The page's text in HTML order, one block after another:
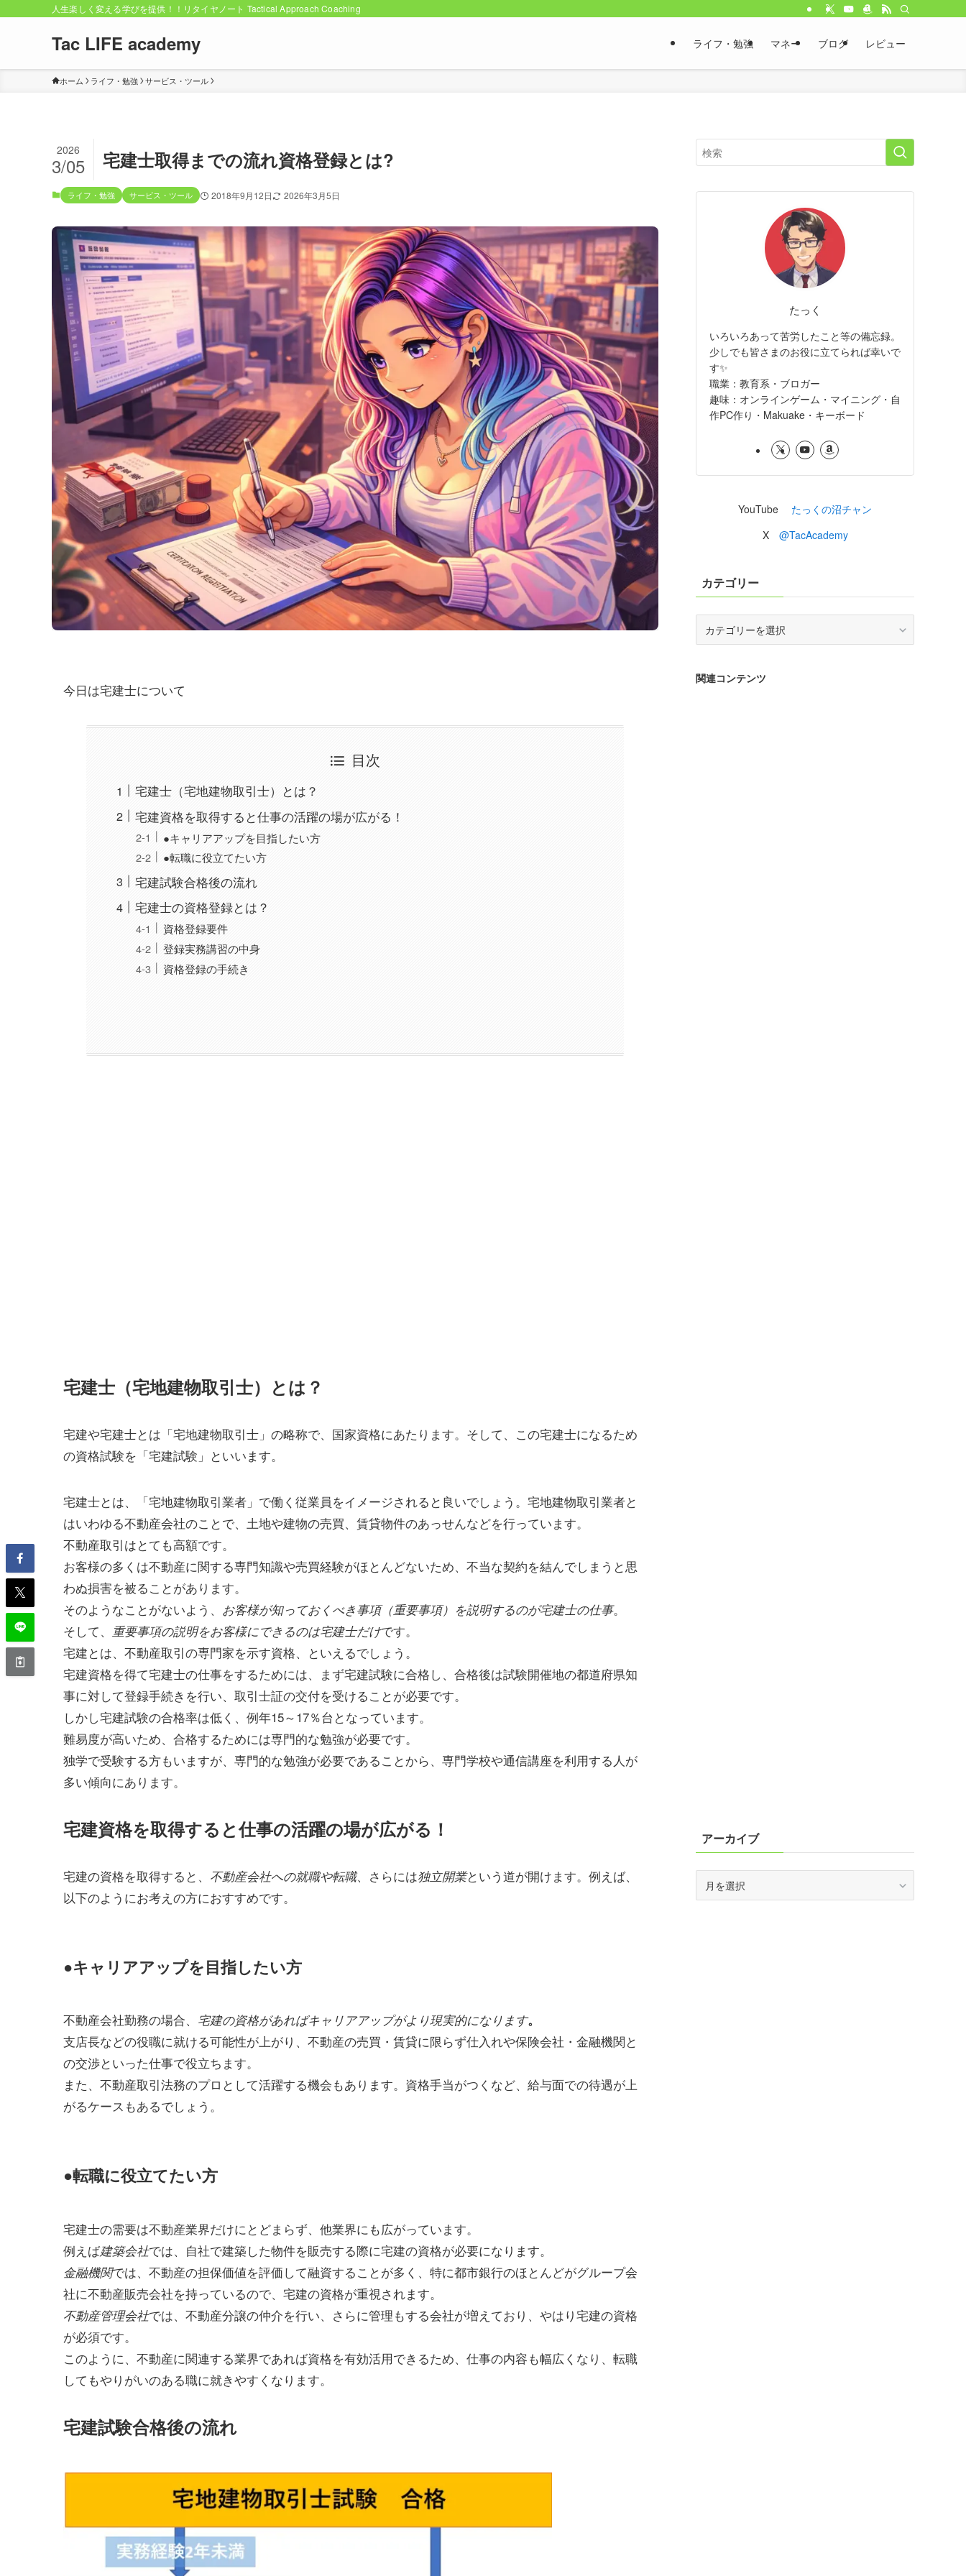
人生楽しく変える学びを提供！！リタイヤノート Tactical Approach Coaching
Tac LIFE academy ライフ・勉強 マネー ブログ レビュー
ホーム ライフ・勉強 サービス・ツール
宅建士取得までの流れ資格登録とは?
2026
3/05
ライフ・勉強 サービス・ツール 2018年9月12日 2026年3月5日
今日は宅建士について
目次
宅建士（宅地建物取引士）とは？
宅建資格を取得すると仕事の活躍の場が広がる！
●キャリアアップを目指したい方
●転職に役立てたい方
宅建試験合格後の流れ
宅建士の資格登録とは？
資格登録要件
登録実務講習の中身
資格登録の手続き
宅建士（宅地建物取引士）とは？
宅建や宅建士とは「宅地建物取引士」の略称で、国家資格にあたります。そして、この宅建士になるため
の資格試験を「宅建試験」といいます。
宅建士とは、「宅地建物取引業者」で働く従業員をイメージされると良いでしょう。宅地建物取引業者と
はいわゆる不動産会社のことで、土地や建物の売買、賃貸物件のあっせんなどを行っています。
不動産取引はとても高額です。
お客様の多くは不動産に関する専門知識や売買経験がほとんどないため、不当な契約を結んでしまうと思
わぬ損害を被ることがあります。
そのようなことがないよう、
お客様が知っておくべき事項（重要事項）を説明するのが宅建士の仕事。
そして、
重要事項の説明をお客様にできるのは宅建士だけです。
宅建とは、不動産取引の専門家を示す資格、といえるでしょう。
宅建資格を得て宅建士の仕事をするためには、まず宅建試験に合格し、合格後は試験開催地の都道府県知
事に対して登録手続きを行い、取引士証の交付を受けることが必要です。
しかし宅建試験の合格率は低く、例年15～17％台となっています。
難易度が高いため、合格するためには専門的な勉強が必要です。
独学で受験する方もいますが、専門的な勉強が必要であることから、専門学校や通信講座を利用する人が
多い傾向にあります。
宅建資格を取得すると仕事の活躍の場が広がる！
宅建の資格を取得すると、 不動産会社への就職や転職、さらには独立開業という道が開けます。例えば、
以下のようにお考えの方におすすめです。
●キャリアアップを目指したい方
不動産会社勤務の場合、 宅建の資格があればキャリアアップがより現実的になります。
支店長などの役職に就ける可能性が上がり、不動産の売買・賃貸に限らず仕入れや保険会社・金融機関と
の交渉といった仕事で役立ちます。
また、不動産取引法務のプロとして活躍する機会もあります。資格手当がつくなど、給与面での待遇が上
がるケースもあるでしょう。
●転職に役立てたい方
宅建士の需要は不動産業界だけにとどまらず、他業界にも広がっています。
例えば建築会社では、自社で建築した物件を販売する際に宅建の資格が必要になります。
金融機関では、不動産の担保価値を評価して融資することが多く、特に都市銀行のほとんどがグループ会
社に不動産販売会社を持っているので、宅建の資格が重視されます。
不動産管理会社では、不動産分譲の仲介を行い、さらに管理もする会社が増えており、やはり宅建の資格
が必須です。
このように、不動産に関連する業界であれば資格を有効活用できるため、仕事の内容も幅広くなり、転職
してもやりがいのある職に就きやすくなります。
宅建試験合格後の流れ
たっく
いろいろあって苦労したこと等の備忘録。
少しでも皆さまのお役に立てられば幸いで
す✨
職業：教育系・ブロガー
趣味：オンラインゲーム・マイニング・自
作PC作り・Makuake・キーボード
YouTube たっくの沼チャン
X @TacAcademy
カテゴリー
ー
関連コンテンツ
アーカイブ